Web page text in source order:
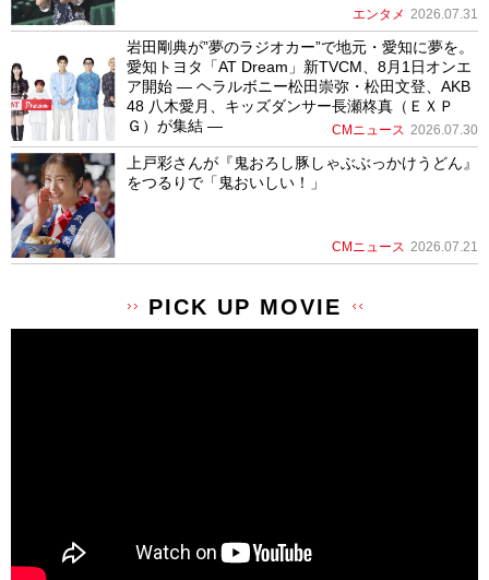
エンタメ 2026.07.31
岩田剛典が”夢のラジオカー”で地元・愛知に夢を。
愛知トヨタ「AT Dream」新TVCM、8月1日オンエ
ア開始 ― ヘラルボニー松田崇弥・松田文登、AKB
48 八木愛月、キッズダンサー長瀬柊真（ＥＸＰ
Ｇ）が集結 ―
CMニュース 2026.07.30
上戸彩さんが『鬼おろし豚しゃぶぶっかけうどん』
をつるりで「鬼おいしい！」
CMニュース 2026.07.21
PICK UP MOVIE